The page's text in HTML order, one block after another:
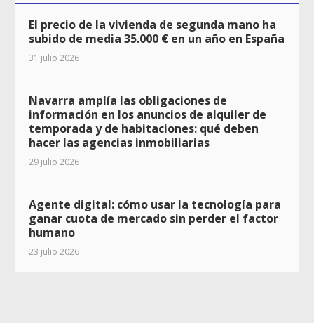
El precio de la vivienda de segunda mano ha
subido de media 35.000 € en un año en España
31 julio 2026
Navarra amplía las obligaciones de
información en los anuncios de alquiler de
temporada y de habitaciones: qué deben
hacer las agencias inmobiliarias
29 julio 2026
Agente digital: cómo usar la tecnología para
ganar cuota de mercado sin perder el factor
humano
23 julio 2026